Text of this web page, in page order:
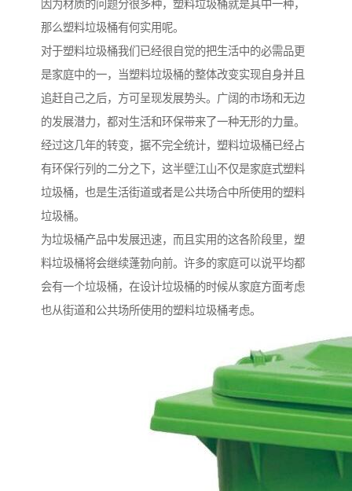
因为材质的问题分很多种，塑料垃圾桶就是其中一种，
那么塑料垃圾桶有何实用呢。
对于塑料垃圾桶我们已经很自觉的把生活中的必需品更
是家庭中的一，当塑料垃圾桶的整体改变实现自身并且
追赶自己之后，方可呈现发展势头。广阔的市场和无边
的发展潜力，都对生活和环保带来了一种无形的力量。
经过这几年的转变，据不完全统计，塑料垃圾桶已经占
有环保行列的二分之下，这半壁江山不仅是家庭式塑料
垃圾桶，也是生活街道或者是公共场合中所使用的塑料
垃圾桶。
为垃圾桶产品中发展迅速，而且实用的这各阶段里，塑
料垃圾桶将会继续蓬勃向前。许多的家庭可以说平均都
会有一个垃圾桶，在设计垃圾桶的时候从家庭方面考虑
也从街道和公共场所使用的塑料垃圾桶考虑。